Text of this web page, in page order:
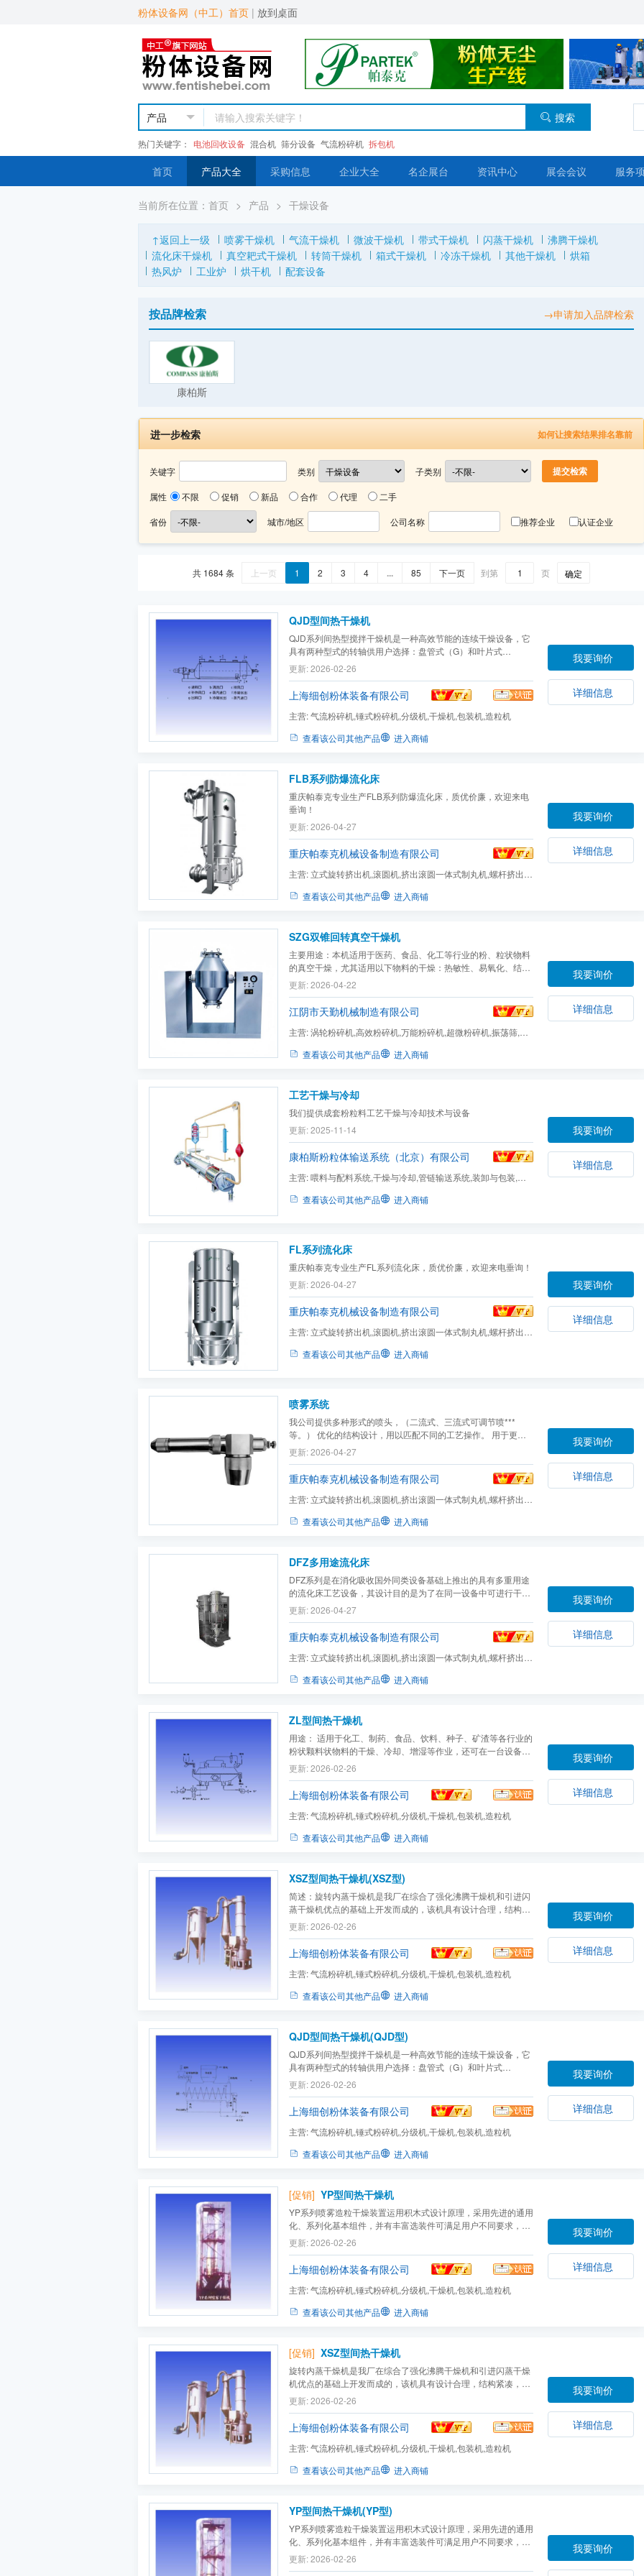
粉体设备网（中工）首页 | 放到桌面
搜索
热门关键字： 电池回收设备 混合机 筛分设备 气流粉碎机 拆包机
首页 产品大全 采购信息 企业大全 名企展台 资讯中心 展会会议 服务
当前所在位置： 首页 > 产品 > 干燥设备
↑返回上一级 喷雾干燥机 气流干燥机 微波干燥机 带式干燥机 闪蒸干燥机
沸腾干燥机
流化床干燥机
真空耙式干燥机 转筒干燥机 箱式干燥机 冷冻干燥机 其他干燥机
烘箱
热风炉
工业炉 烘干机 配套设备
按品牌检索 →申请加入品牌检索
康柏斯
进一步检索 如何让搜索结果排名靠前
关键字 类别 子类别
属性 不限 促销 新品 合作 代理 二手
省份 城市/地区 公司名称 推荐企业 认证企业
共 1684 条 上一页 1 2 3 4 ... 85 下一页 到第 页 确定
QJD型间热干燥机
QJD系列间热型搅拌干燥机是一种高效节能的连续干燥设备，它
具有两种型式的转轴供用户选择：盘管式（G）和叶片式
（Y），盘管式转轴结构紧凑、传热面积大，适用于处理松散的
颗粒状、粉状物料；叶片式转轴附有一种特殊的清理装置，能清
除粘附在叶片表面上的物料，适用于处理膏糊状物料。与双轴式
搅拌干...
更新: 2026-02-26
上海细创粉体装备有限公司
主营:气流粉碎机,锤式粉碎机,分级机,干燥机,包装机,造粒机
查看该公司其他产品
进入商铺
我要询价
详细信息
FLB系列防爆流化床
重庆帕泰克专业生产FLB系列防爆流化床，质优价廉，欢迎来电
垂询！
更新: 2026-04-27
重庆帕泰克机械设备制造有限公司
主营: 立式旋转挤出机,滚圆机,挤出滚圆一体式制丸机,螺杆挤出
查看该公司其他产品 进入商铺
我要询价
详细信息
SZG双锥回转真空干燥机
主要用途：本机适用于医药、食品、化工等行业的粉、粒状物料
的真空干燥，尤其适用以下物料的干燥：热敏性、易氧化、结晶
体不允许破坏的物料；回收溶剂的物料；强烈刺激有毒的物料。
更新: 2026-04-22
江阴市天勤机械制造有限公司
主营:涡轮粉碎机,高效粉碎机,万能粉碎机,超微粉碎机,振荡筛,V
查看该公司其他产品 进入商铺
我要询价
详细信息
工艺干燥与冷却
我们提供成套粉粒料工艺干燥与冷却技术与设备
更新: 2025-11-14
康柏斯粉粒体输送系统（北京）有限公司
主营:喂料与配料系统,干燥与冷却,管链输送系统,装卸与包装,混
查看该公司其他产品 进入商铺
我要询价
详细信息
FL系列流化床
重庆帕泰克专业生产FL系列流化床，质优价廉，欢迎来电垂询！
更新: 2026-04-27
重庆帕泰克机械设备制造有限公司
主营: 立式旋转挤出机,滚圆机,挤出滚圆一体式制丸机,螺杆挤出
查看该公司其他产品 进入商铺
我要询价
详细信息
喷雾系统
我公司提供多种形式的喷头，（二流式、三流式可调节喷***
等。） 优化的结构设计，用以匹配不同的工艺操作。 用于更换
生产产品时对设备进行清洗。对于粘性大的产品，设备的清洁对
其性能的发挥有着重要的意义。
更新: 2026-04-27
重庆帕泰克机械设备制造有限公司
主营: 立式旋转挤出机,滚圆机,挤出滚圆一体式制丸机,螺杆挤出
查看该公司其他产品 进入商铺
我要询价
详细信息
DFZ多用途流化床
DFZ系列是在消化吸收国外同类设备基础上推出的具有多重用途
的流化床工艺设备，其设计目的是为了在同一设备中可进行干
燥、制粒、包衣及包裹敷层。根据不同工艺目的，可采取三种工
艺（顶喷、底喷、切线喷）途径实现通过更换不同的流化床装
置，即可进行三种工艺操作，而其他功能系统则可共用（空气处
理...
更新: 2026-04-27
重庆帕泰克机械设备制造有限公司
主营: 立式旋转挤出机,滚圆机,挤出滚圆一体式制丸机,螺杆挤出
查看该公司其他产品 进入商铺
我要询价
详细信息
ZL型间热干燥机
用途： 适用于化工、制药、食品、饮料、种子、矿渣等各行业的
粉状颗料状物料的干燥、冷却、增湿等作业，还可在一台设备中
同时完成干燥与冷却作业。
更新: 2026-02-26
上海细创粉体装备有限公司
主营:气流粉碎机,锤式粉碎机,分级机,干燥机,包装机,造粒机
查看该公司其他产品
进入商铺
我要询价
详细信息
XSZ型间热干燥机(XSZ型)
简述：旋转内蒸干燥机是我厂在综合了强化沸腾干燥机和引进闪
蒸干燥机优点的基础上开发而成的，该机具有设计合理，结构紧
凑，新颖，使用范围广。可用于颜料、精细化工、农药、肥料、
饲料、食品、医药、电子、化工、轻工等行业。我厂现生产直径
200-1600mm的闪蒸干燥机，***大风量达42000M2/h。
更新: 2026-02-26
上海细创粉体装备有限公司
主营:气流粉碎机,锤式粉碎机,分级机,干燥机,包装机,造粒机
查看该公司其他产品
进入商铺
我要询价
详细信息
QJD型间热干燥机(QJD型)
QJD系列间热型搅拌干燥机是一种高效节能的连续干燥设备，它
具有两种型式的转轴供用户选择：盘管式（G）和叶片式
（Y），盘管式转轴结构紧凑、传热面积大，适用于处理松散的
颗粒状、粉状物料；叶片式转轴附有一种特殊的清理装置，能清
除粘附在叶片表面上的物料，适用于处理膏糊状物料。与双轴式
搅拌干...
更新: 2026-02-26
上海细创粉体装备有限公司
主营:气流粉碎机,锤式粉碎机,分级机,干燥机,包装机,造粒机
查看该公司其他产品
进入商铺
我要询价
详细信息
[促销] YP型间热干燥机
YP系列喷雾造粒干燥装置运用积木式设计原理，采用先进的通用
化、系列化基本组件，并有丰富选装件可满足用户不同要求，在
设计思想，组件结构和制造质量方面均达国内先进水平，其购
置、安装、使用费用也极具竞争力。
更新: 2026-02-26
上海细创粉体装备有限公司
主营:气流粉碎机,锤式粉碎机,分级机,干燥机,包装机,造粒机
查看该公司其他产品
进入商铺
我要询价
详细信息
[促销] XSZ型间热干燥机
旋转内蒸干燥机是我厂在综合了强化沸腾干燥机和引进闪蒸干燥
机优点的基础上开发而成的，该机具有设计合理，结构紧凑，新
颖，使用范围广。可用于颜料、精细化工、农药、肥料、饲料、
食品、医药、电子、化工、轻工等行业。我厂现生产直径200-
1600mm的闪蒸干燥机，***大风量达42000M2/h。
更新: 2026-02-26
上海细创粉体装备有限公司
主营:气流粉碎机,锤式粉碎机,分级机,干燥机,包装机,造粒机
查看该公司其他产品
进入商铺
我要询价
详细信息
YP型间热干燥机(YP型)
YP系列喷雾造粒干燥装置运用积木式设计原理，采用先进的通用
化、系列化基本组件，并有丰富选装件可满足用户不同要求，在
设计思想，组件结构和制造质量方面均达国内先进水平，其购
置、安装、使用费用也极具竞争力。
更新: 2026-02-26
我要询价